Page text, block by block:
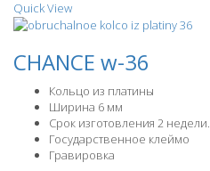
Quick View
CHANCE w-36
Кольцо из платины
Ширина 6 мм
Срок изготовления 2 недели.
Государственное клеймо
Гравировка